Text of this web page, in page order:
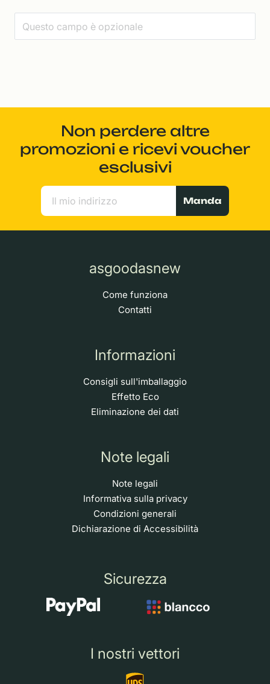
Non perdere altre
promozioni e ricevi voucher
esclusivi
Manda
asgoodasnew
Come funziona
Contatti
Informazioni
Consigli sull'imballaggio
Effetto Eco
Eliminazione dei dati
Note legali
Note legali
Informativa sulla privacy
Condizioni generali
Dichiarazione di Accessibilità
Sicurezza
I nostri vettori